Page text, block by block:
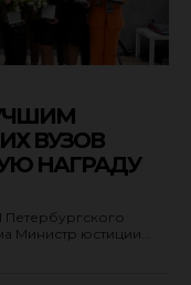
ВУЗОВ
НАГРАДУ
Петербургского
Министр юстиции...